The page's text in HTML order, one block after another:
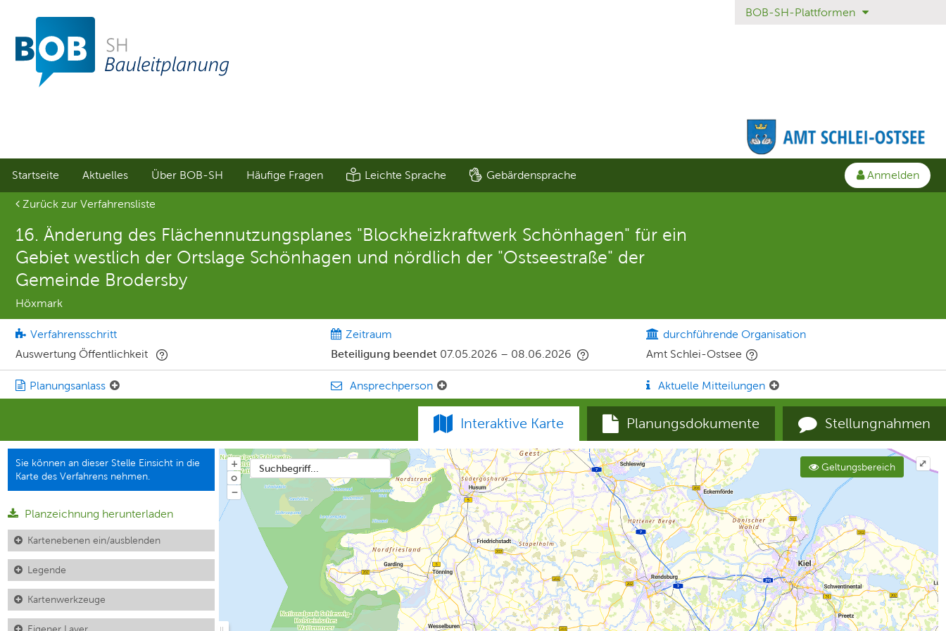
Sprungmenü
Direkt
Hauptnavigation
springen
Direkt
Inhalt
springen
BOB-SH-Plattformen
Startseite Aktuelles Über BOB-SH Häufige Fragen Leichte Sprache Gebärdensprache
Anmelden
Aktuelle Seite
Zurück zur Verfahrensliste
16. Änderung des Flächennutzungsplanes "Blockheizkraftwerk Schönhagen" für ein
Gebiet westlich der Ortslage Schönhagen und nördlich der "Ostseestraße" der
Gemeinde Brodersby
Höxmark
Verfahrensschritt
Auswertung Öffentlichkeit
Zeitraum
Beteiligung beendet 07.05.2026 – 08.06.2026
durchführende Organisation
Amt Schlei-Ostsee
Planungsanlass Ansprechperson Aktuelle Mitteilungen
Interaktive Karte Planungsdokumente Stellungnahmen
Sie können an dieser Stelle Einsicht in die
Karte des Verfahrens nehmen.
Planzeichnung herunterladen
Kartenebenen ein/ausblenden
Legende
Kartenwerkzeuge
Eigener Layer
Suchbegriff... Geltungsbereich
+
o
−
⤢